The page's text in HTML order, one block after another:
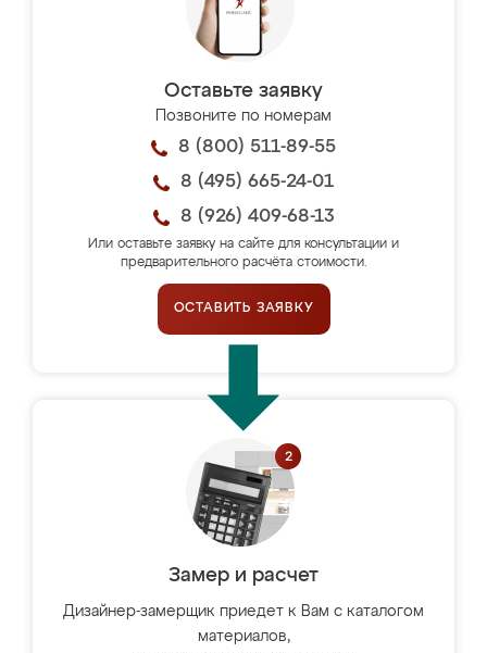
Оставьте заявку
Позвоните по номерам
8 (800) 511-89-55
8 (495) 665-24-01
8 (926) 409-68-13
Или оставьте заявку на сайте для консультации и
предварительного расчёта стоимости.
ОСТАВИТЬ ЗАЯВКУ
Замер и расчет
Дизайнер-замерщик приедет к Вам с каталогом
материалов,